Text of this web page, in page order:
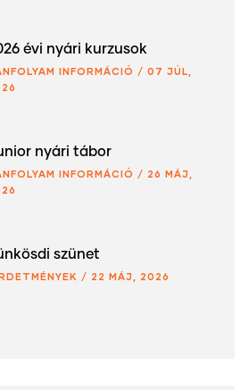
évi nyári kurzusok
INFORMÁCIÓ / 07 JÚL,
nyári tábor
INFORMÁCIÓ / 26 MÁJ,
szünet
/ 22 MÁJ, 2026